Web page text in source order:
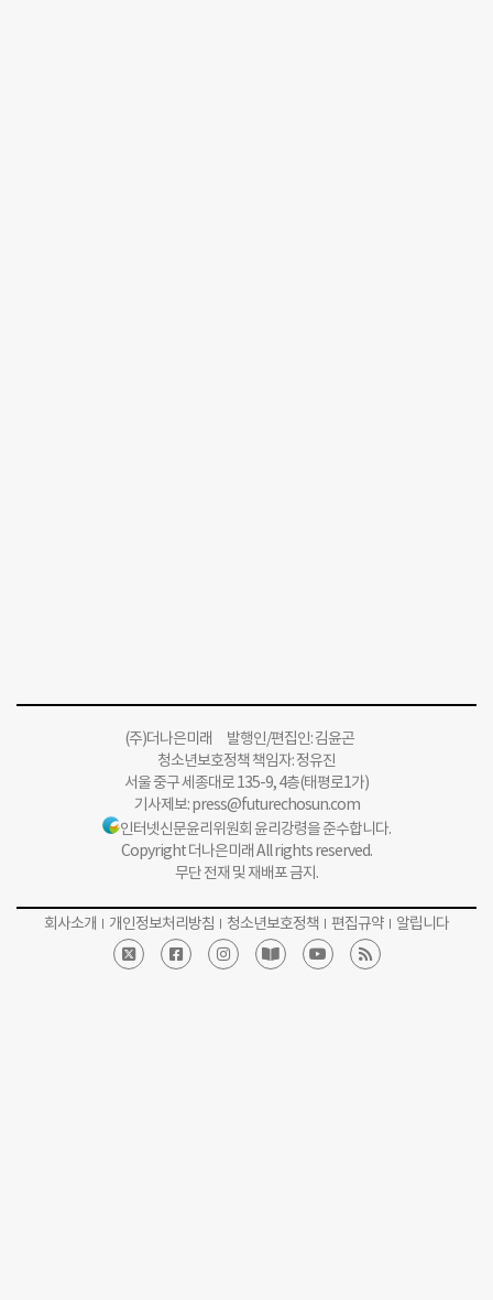
(주)더나은미래 발행인/편집인: 김윤곤
청소년보호정책 책임자: 정유진
서울 중구 세종대로 135-9, 4층(태평로1가)
기사제보:press@futurechosun.com
인터넷신문윤리위원회 윤리강령을 준수합니다.
Copyright 더나은미래 All rights reserved.
무단 전재 및 재배포 금지.
회사소개 개인정보처리방침 청소년보호정책 편집규약 알립니다